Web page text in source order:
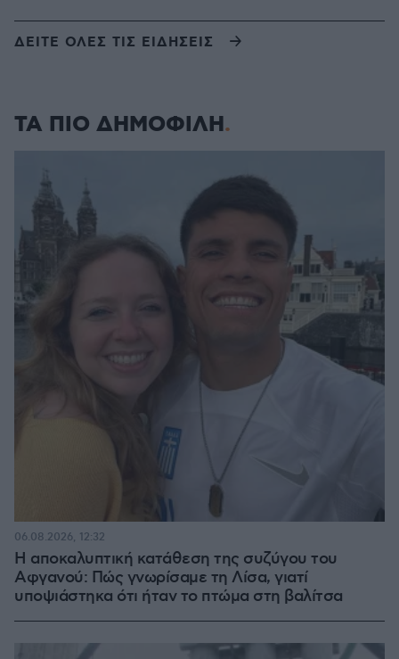
ΔΕΙΤΕ ΟΛΕΣ ΤΙΣ ΕΙΔΗΣΕΙΣ
ΤΑ ΠΙΟ ΔΗΜΟΦΙΛΗ
Η αποκαλυπτική κατάθεση της συζύγου του
Αφγανού: Πώς γνωρίσαμε τη Λίσα, γιατί
υποψιάστηκα ότι ήταν το πτώμα στη βαλίτσα
06.08.2026, 12:32